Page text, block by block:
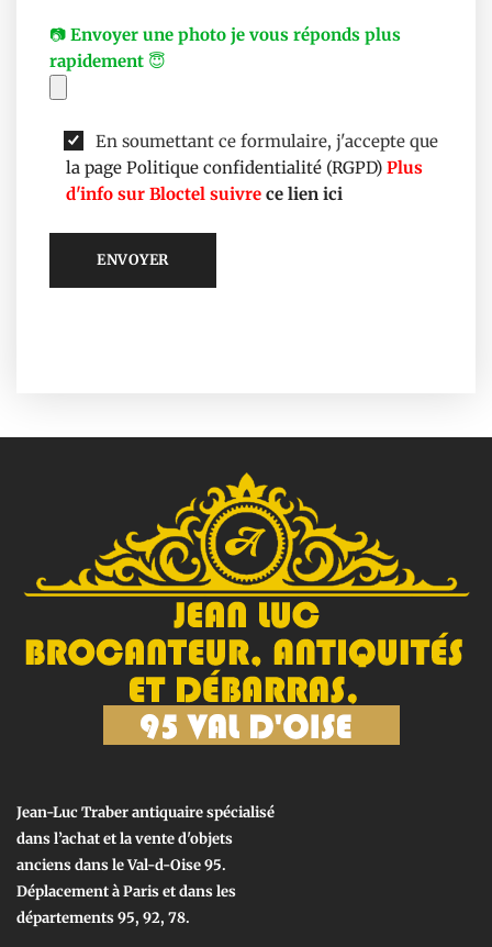
📷 Envoyer une photo je vous réponds plus
rapidement 😇
En soumettant ce formulaire, j'accepte que
la page Politique confidentialité (RGPD) Plus
d'info sur Bloctel suivre ce lien ici
Jean-Luc Traber antiquaire spécialisé
dans l’achat et la vente d'objets
anciens dans le Val-d-Oise 95.
Déplacement à Paris et dans les
départements 95, 92, 78.